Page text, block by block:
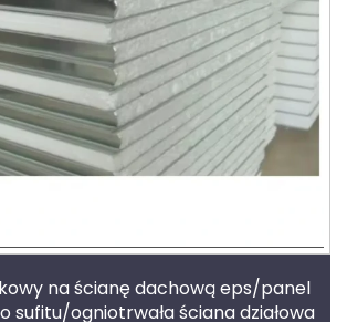
na ścianę dachową eps/panel
sufitu/ogniotrwała ściana działowa